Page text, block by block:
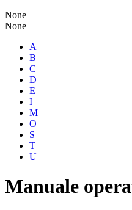
None
None
A
B
C
D
E
I
M
O
S
T
U
Manuale